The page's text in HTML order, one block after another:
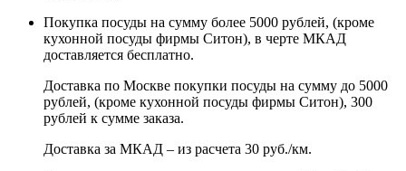
Покупка посуды на сумму более 5000 рублей, (кроме
кухонной посуды фирмы Ситон), в черте МКАД
доставляется бесплатно.
Доставка по Москве покупки посуды на сумму до 5000
рублей, (кроме кухонной посуды фирмы Ситон), 300
рублей к сумме заказа.
Доставка за МКАД – из расчета 30 руб./км.